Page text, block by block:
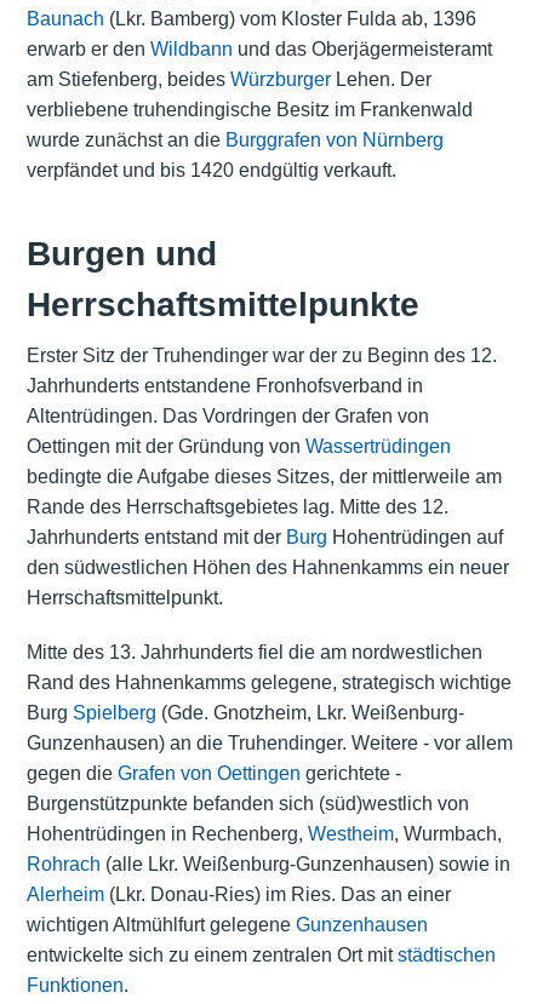
Baunach (Lkr. Bamberg) vom Kloster Fulda ab, 1396
erwarb er den Wildbann und das Oberjägermeisteramt
am Stiefenberg, beides WürzburgerLehen. Der
verbliebene truhendingische Besitz im Frankenwald
wurde zunächst an die Burggrafen von Nürnberg
verpfändet und bis 1420 endgültig verkauft.
Burgen und
Herrschaftsmittelpunkte
Erster Sitz der Truhendinger war der zu Beginn des 12.
Jahrhunderts entstandene Fronhofsverband in
Altentrüdingen. Das Vordringen der Grafen von
Oettingen mit der Gründung von Wassertrüdingen
bedingte die Aufgabe dieses Sitzes, der mittlerweile am
Rande des Herrschaftsgebietes lag. Mitte des 12.
Jahrhunderts entstand mit der Burg Hohentrüdingen auf
den südwestlichen Höhen des Hahnenkamms ein neuer
Herrschaftsmittelpunkt.
Mitte des 13. Jahrhunderts fiel die am nordwestlichen
Rand des Hahnenkamms gelegene, strategisch wichtige
Burg Spielberg (Gde. Gnotzheim, Lkr. Weißenburg-
Gunzenhausen) an die Truhendinger. Weitere - vor allem
gegen die Grafen von Oettingen gerichtete -
Burgenstützpunkte befanden sich (süd)westlich von
Hohentrüdingen in Rechenberg, Westheim, Wurmbach,
Rohrach (alle Lkr. Weißenburg-Gunzenhausen) sowie in
Alerheim(Lkr. Donau-Ries) im Ries. Das an einer
wichtigen Altmühlfurt gelegene Gunzenhausen
entwickelte sich zu einem zentralen Ort mitstädtischen
Funktionen.